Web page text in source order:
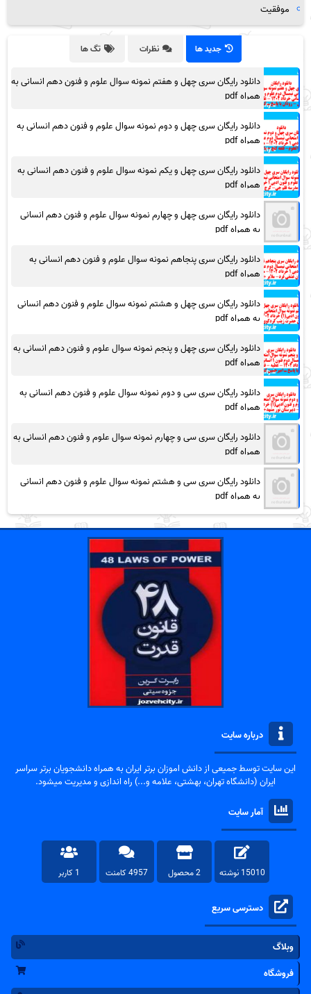
موفقیت
جدید ها نظرات تگ ها
دانلود رایگان سری چهل و هفتم نمونه سوال علوم و فنون دهم انسانی به
همراه pdf
دانلود رایگان سری چهل و دوم نمونه سوال علوم و فنون دهم انسانی به
همراه pdf
دانلود رایگان سری چهل و یکم نمونه سوال علوم و فنون دهم انسانی به
همراه pdf
دانلود رایگان سری چهل و چهارم نمونه سوال علوم و فنون دهم انسانی
به همراه pdf
دانلود رایگان سری پنجاهم نمونه سوال علوم و فنون دهم انسانی به
همراه pdf
دانلود رایگان سری چهل و هشتم نمونه سوال علوم و فنون دهم انسانی
به همراه pdf
دانلود رایگان سری چهل و پنجم نمونه سوال علوم و فنون دهم انسانی به
همراه pdf
دانلود رایگان سری سی و دوم نمونه سوال علوم و فنون دهم انسانی به
همراه pdf
دانلود رایگان سری سی و چهارم نمونه سوال علوم و فنون دهم انسانی به
همراه pdf
دانلود رایگان سری سی و هشتم نمونه سوال علوم و فنون دهم انسانی
به همراه pdf
درباره سایت
این سایت توسط جمیعی از دانش اموزان برتر ایران به همراه دانشجویان برتر سراسر
ایران (دانشگاه تهران، بهشتی، علامه و...) راه اندازی و مدیریت میشود.
آمار سایت
15010 نوشته 2 محصول 4957 کامنت 1 کاربر
دسترسی سریع
وبلاگ
فروشگاه